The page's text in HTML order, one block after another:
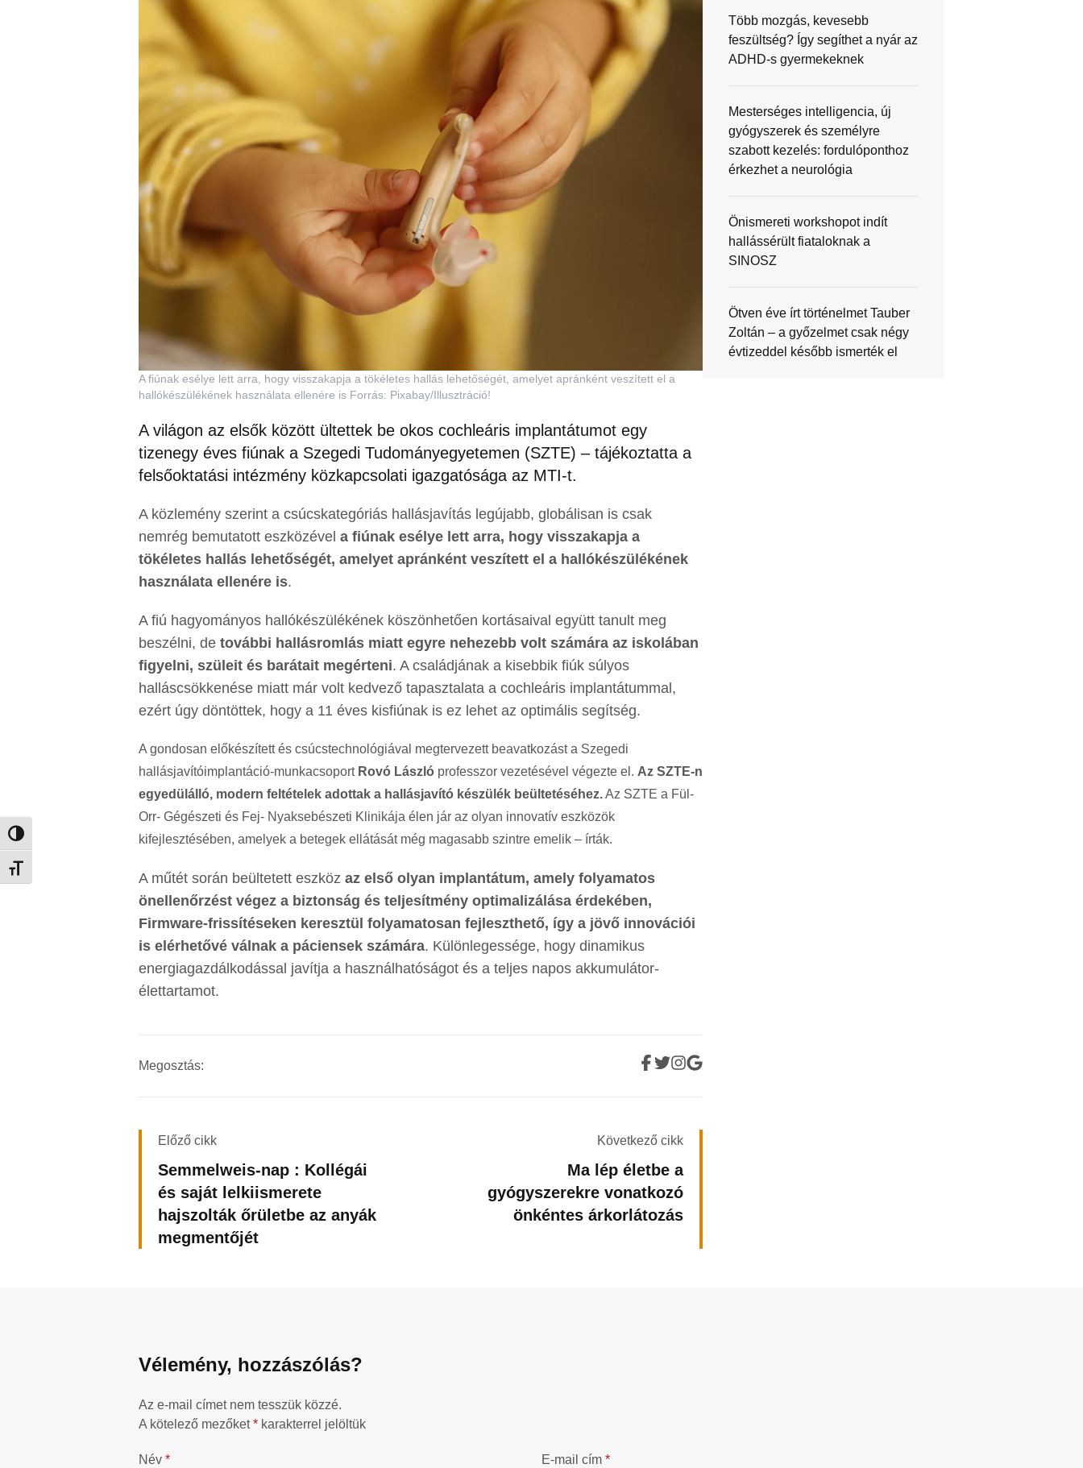
Nagy kontraszt váltása
Betűméret váltása
A fiúnak esélye lett arra, hogy visszakapja a tökéletes hallás lehetőségét, amelyet apránként veszített el a
hallókészülékének használata ellenére is Forrás: Pixabay/Illusztráció!
A világon az elsők között ültettek be okos cochleáris implantátumot egy
tizenegy éves fiúnak a Szegedi Tudományegyetemen (SZTE) – tájékoztatta a
felsőoktatási intézmény közkapcsolati igazgatósága az MTI-t.
A közlemény szerint a csúcskategóriás hallásjavítás legújabb, globálisan is csak
nemrég bemutatott eszközével a fiúnak esélye lett arra, hogy visszakapja a
tökéletes hallás lehetőségét, amelyet apránként veszített el a hallókészülékének
használata ellenére is.
A fiú hagyományos hallókészülékének köszönhetően kortásaival együtt tanult meg
beszélni, de további hallásromlás miatt egyre nehezebb volt számára az iskolában
figyelni, szüleit és barátait megérteni. A családjának a kisebbik fiúk súlyos
halláscsökkenése miatt már volt kedvező tapasztalata a cochleáris implantátummal,
ezért úgy döntöttek, hogy a 11 éves kisfiúnak is ez lehet az optimális segítség.
A gondosan előkészített és csúcstechnológiával megtervezett beavatkozást a Szegedi
hallásjavítóimplantáció-munkacsoport Rovó László professzor vezetésével végezte el. Az SZTE-n
egyedülálló, modern feltételek adottak a hallásjavító készülék beültetéséhez.Az SZTE a Fül-
Orr- Gégészeti és Fej- Nyaksebészeti Klinikája élen jár az olyan innovatív eszközök
kifejlesztésében, amelyek a betegek ellátását még magasabb szintre emelik – írták.
A műtét során beültetett eszköz az első olyan implantátum, amely folyamatos
önellenőrzést végez a biztonság és teljesítmény optimalizálása érdekében,
Firmware-frissítéseken keresztül folyamatosan fejleszthető, így a jövő innovációi
is elérhetővé válnak a páciensek számára. Különlegessége, hogy dinamikus
energiagazdálkodással javítja a használhatóságot és a teljes napos akkumulátor-
élettartamot.
Megosztás:
Előző cikk
Semmelweis-nap : Kollégái
és saját lelkiismerete
hajszolták őrületbe az anyák
megmentőjét
Következő cikk
Ma lép életbe a
gyógyszerekre vonatkozó
önkéntes árkorlátozás
Több mozgás, kevesebb
feszültség? Így segíthet a nyár az
ADHD-s gyermekeknek
Mesterséges intelligencia, új
gyógyszerek és személyre
szabott kezelés: fordulóponthoz
érkezhet a neurológia
Önismereti workshopot indít
hallássérült fiataloknak a
SINOSZ
Ötven éve írt történelmet Tauber
Zoltán – a győzelmet csak négy
évtizeddel később ismerték el
Vélemény, hozzászólás?
Az e-mail címet nem tesszük közzé.
A kötelező mezőket* karakterrel jelöltük
Név * E-mail cím *